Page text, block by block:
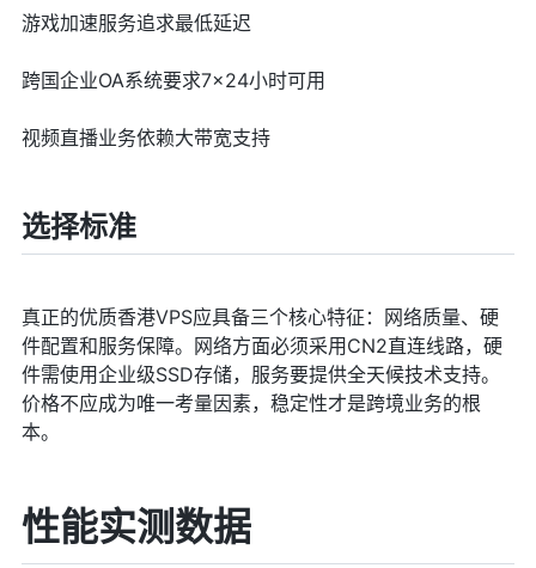
游戏加速服务追求最低延迟
跨国企业OA系统要求7×24小时可用
视频直播业务依赖大带宽支持
选择标准
真正的优质香港VPS应具备三个核心特征：网络质量、硬
件配置和服务保障。网络方面必须采用CN2直连线路，硬
件需使用企业级SSD存储，服务要提供全天候技术支持。
价格不应成为唯一考量因素，稳定性才是跨境业务的根
本。
性能实测数据